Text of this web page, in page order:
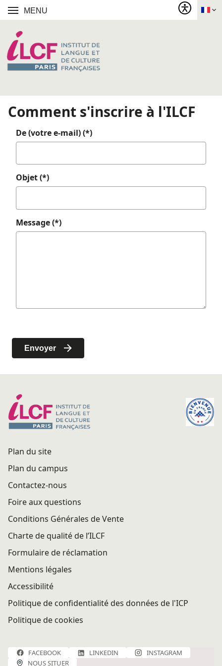
MENU
Comment s'inscrire à l'ILCF
De (votre e-mail) (*)
Objet (*)
Message (*)
Plan du site
Plan du campus
Contactez-nous
Foire aux questions
Conditions Générales de Vente
Charte de qualité de l’ILCF
Formulaire de réclamation
Mentions légales
Accessibilité
Politique de confidentialité des données de l'ICP
Politique de cookies
FACEBOOK LINKEDIN
INSTAGRAM
NOUS SITUER